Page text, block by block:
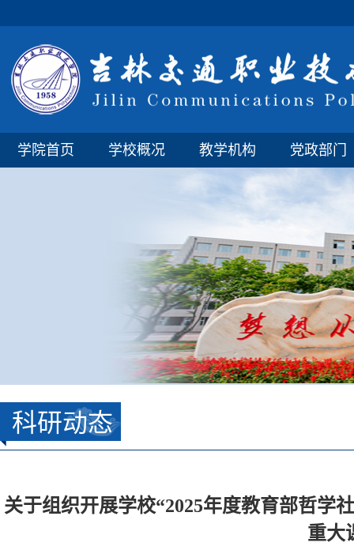
学院首页 学校概况 教学机构 党政部门
科研动态
关于组织开展学校“2025年度教育部哲学
重大